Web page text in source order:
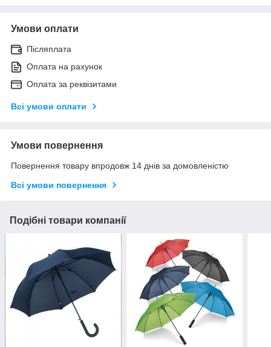
Умови оплати
Післяплата
Оплата на рахунок
Оплата за реквізитами
Всі умови оплати
Умови повернення
Повернення товару впродовж 14 днів за домовленістю
Всі умови повернення
Подібні товари компанії